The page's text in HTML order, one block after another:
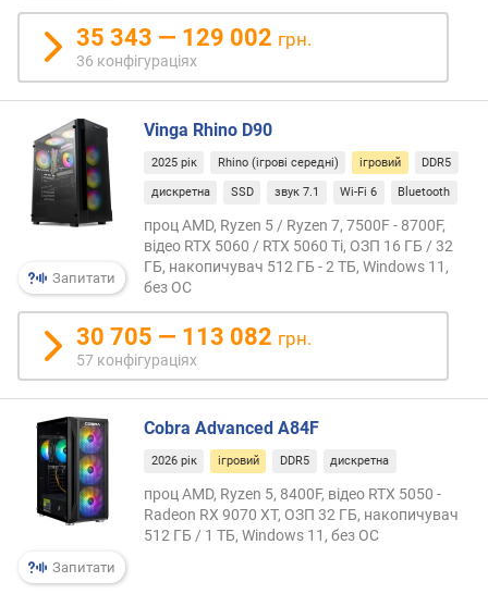
у
—
під
т.
ш
е
в
и
х
д
о
д
о
р
и
х
в
і
д
д
о
р
о
г
х
д
35 343 — 129 002 грн.
36 конфігураціях
Запитати
Vinga Rhino D90
2025 рік Rhino (ігрові середні) ігровий DDR5
дискретна SSD звук 7.1 Wi-Fi 6 Bluetooth
проц AMD, Ryzen 5 / Ryzen 7, 7500F - 8700F,
відео RTX 5060 / RTX 5060 Ti, ОЗП 16 ГБ / 32
ГБ, накопичувач 512 ГБ - 2 ТБ, Windows 11,
без ОС
30 705 — 113 082 грн.
57 конфігураціях
Запитати
Cobra Advanced A84F
2026 рік ігровий DDR5 дискретна
проц AMD, Ryzen 5, 8400F, відео RTX 5050 -
Radeon RX 9070 XT, ОЗП 32 ГБ, накопичувач
512 ГБ / 1 ТБ, Windows 11, без ОС